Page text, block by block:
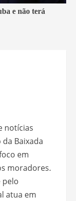
e não terá
notícias
Baixada
em
moradores.
pelo
atua em